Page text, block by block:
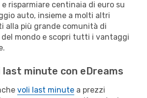
risparmiare centinaia di euro su
auto, insieme a molti altri
alla più grande comunità di
mondo e scopri tutti i vantaggi
minute con eDreams
voli last minute a prezzi